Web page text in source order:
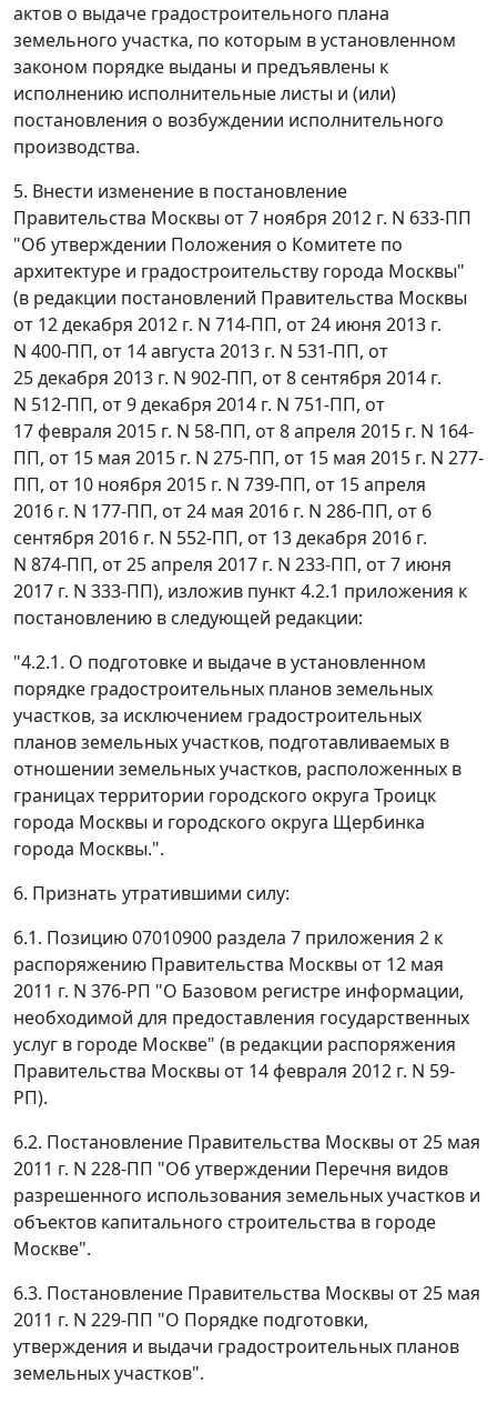
актов о выдаче градостроительного плана
земельного участка, по которым в установленном
законом порядке выданы и предъявлены к
исполнению исполнительные листы и (или)
постановления о возбуждении исполнительного
производства.
5. Внести изменение в постановление
Правительства Москвы от 7 ноября 2012 г. N 633-ПП
"Об утверждении Положения о Комитете по
архитектуре и градостроительству города Москвы"
(в редакции постановлений Правительства Москвы
от 12 декабря 2012 г. N 714-ПП, от 24 июня 2013 г.
N 400-ПП, от 14 августа 2013 г. N 531-ПП, от
25 декабря 2013 г. N 902-ПП, от 8 сентября 2014 г.
N 512-ПП, от 9 декабря 2014 г. N 751-ПП, от
17 февраля 2015 г. N 58-ПП, от 8 апреля 2015 г. N 164-
ПП, от 15 мая 2015 г. N 275-ПП, от 15 мая 2015 г. N 277-
ПП, от 10 ноября 2015 г. N 739-ПП, от 15 апреля
2016 г. N 177-ПП, от 24 мая 2016 г. N 286-ПП, от 6
сентября 2016 г. N 552-ПП, от 13 декабря 2016 г.
N 874-ПП, от 25 апреля 2017 г. N 233-ПП, от 7 июня
2017 г. N 333-ПП), изложив пункт 4.2.1 приложения к
постановлению в следующей редакции:
"4.2.1. О подготовке и выдаче в установленном
порядке градостроительных планов земельных
участков, за исключением градостроительных
планов земельных участков, подготавливаемых в
отношении земельных участков, расположенных в
границах территории городского округа Троицк
города Москвы и городского округа Щербинка
города Москвы.".
6. Признать утратившими силу:
6.1. Позицию 07010900 раздела 7 приложения 2 к
распоряжению Правительства Москвы от 12 мая
2011 г. N 376-РП "О Базовом регистре информации,
необходимой для предоставления государственных
услуг в городе Москве" (в редакции распоряжения
Правительства Москвы от 14 февраля 2012 г. N 59-
РП).
6.2. Постановление Правительства Москвы от 25 мая
2011 г. N 228-ПП "Об утверждении Перечня видов
разрешенного использования земельных участков и
объектов капитального строительства в городе
Москве".
6.3. Постановление Правительства Москвы от 25 мая
2011 г. N 229-ПП "О Порядке подготовки,
утверждения и выдачи градостроительных планов
земельных участков".